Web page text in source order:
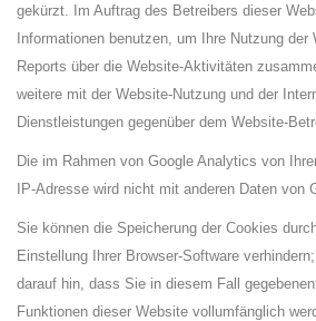
gekürzt. Im Auftrag des Betreibers dieser
Informationen benutzen, um Ihre Nutzung
Reports über die Website-Aktivitäten
weitere mit der Website-Nutzung und der
Dienstleistungen gegenüber dem Website-
Die im Rahmen von Google Analytics von
IP-Adresse wird nicht mit anderen Daten von
Sie können die Speicherung der Cookies
Einstellung Ihrer Browser-Software
darauf hin, dass Sie in diesem Fall
Funktionen dieser Website vollumfänglich